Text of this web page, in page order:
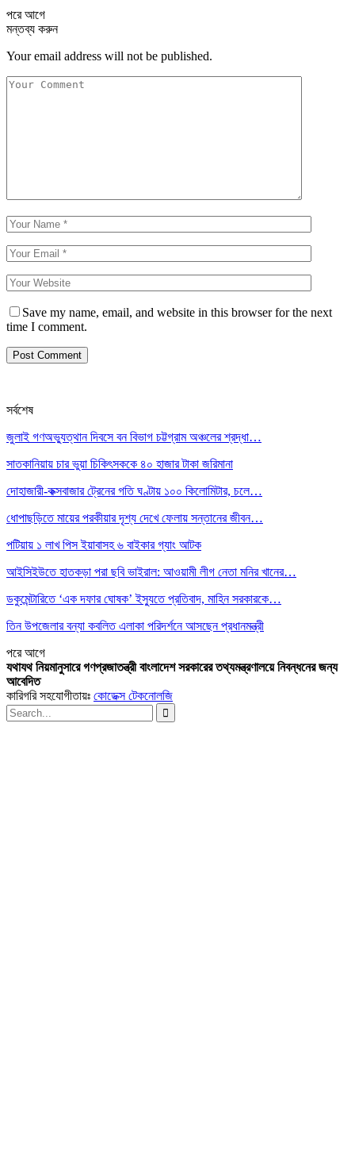
পরেআগে
মন্তব্য করুন
Your email address will not be published.
Save my name, email, and website in this browser for the next
time I comment.
সর্বশেষ
জুলাই গণঅভ্যুত্থান দিবসে বন বিভাগ চট্টগ্রাম অঞ্চলের শ্রদ্ধা…
সাতকানিয়ায় চার ভুয়া চিকিৎসককে ৪০ হাজার টাকা জরিমানা
দোহাজারী-কক্সবাজার ট্রেনের গতি ঘণ্টায় ১০০ কিলোমিটার, চলে…
ধোপাছড়িতে মায়ের পরকীয়ার দৃশ্য দেখে ফেলায় সন্তানের জীবন…
পটিয়ায় ১ লাখ পিস ইয়াবাসহ ৬ বাইকার গ্যাং আটক
আইসিইউতে হাতকড়া পরা ছবি ভাইরাল: আওয়ামী লীগ নেতা মনির খানের…
ডকুমেন্টারিতে ‘এক দফার ঘোষক’ ইস্যুতে প্রতিবাদ, মাহিন সরকারকে…
তিন উপজেলার বন্যা কবলিত এলাকা পরিদর্শনে আসছেন প্রধানমন্ত্রী
পরেআগে
যথাযথ নিয়মানুসারে গণপ্রজাতন্ত্রী বাংলাদেশ সরকারের তথ্যমন্ত্রণালয়ে নিবন্ধনের জন্য
আবেদিত
কারিগরি সহযোগীতায়ঃ কোডেক্স টেকনোলজি